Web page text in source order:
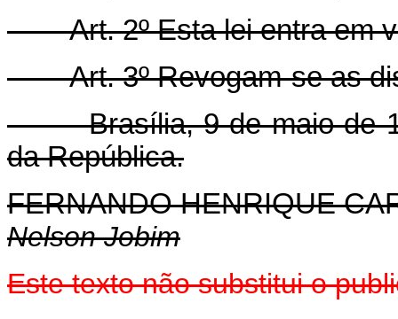
Art. 2º Esta lei entra em
Art. 3º Revogam-se as
Brasília, 9 de maio de
da República.
FERNANDO HENRIQUE
Nelson Jobim
Este texto não substitui o